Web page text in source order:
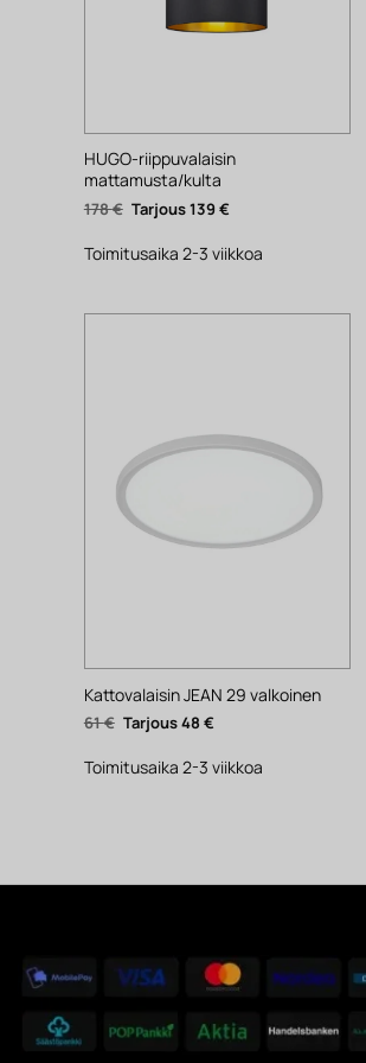
HUGO-riippuvalaisin
mattamusta/kulta
178€ Alkuperäinen
hinta
178 €.
139€Nykyinen
hinta
139 €.
Toimitusaika 2-3 viikkoa
Kattovalaisin JEAN 29 valkoinen
61€ Alkuperäinen
hinta
61 €.
48 €Nykyinen
hinta
48 €.
Toimitusaika 2-3 viikkoa